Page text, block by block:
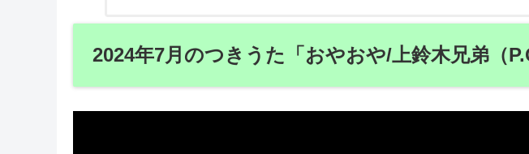
2024年7月のつきうた「おやおや/上鈴木兄弟（